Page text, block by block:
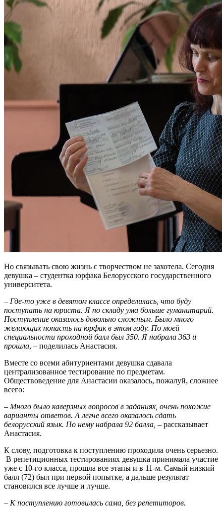
Но связывать свою жизнь с творчеством не захотела. Сегодня
девушка – студентка юрфака Белорусского государственного
университета.
– Где-то уже в девятом классе определилась, что буду
поступать на юриста. Я по складу ума больше гуманитарий.
Поступление оказалось довольно сложным. Было много
желающих попасть на юрфак в этом году. По моей
специальности проходной балл был 350. Я набрала 363 и
прошла, – поделилась Анастасия.
Вместе со всеми абитуриентами девушка сдавала
централизованное тестирование по предметам.
Обществоведение для Анастасии оказалось, пожалуй, сложнее
всего:
– Много было каверзных вопросов в заданиях, очень похожие
варианты ответов. А легче всего оказалось сдать
белорусский язык. По нему набрала 92 балла, – рассказывает
Анастасия.
К слову, подготовка к поступлению проходила очень серьезно.
В репетиционных тестированиях девушка принимала участие
уже с 10-го класса, прошла все этапы и в 11-м. Самый низкий
балл (72) был при первой попытке, а дальше результат
становился все лучше и лучше.
– К поступлению готовилась сама, без репетиторов.